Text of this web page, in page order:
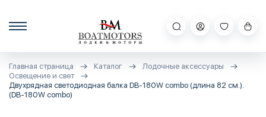
Главная страница Каталог
Лодочные аксессуары
Освещение и свет
Двухрядная светодиодная балка DB-180W combo (длина 82 см.).
(DB-180W combo)